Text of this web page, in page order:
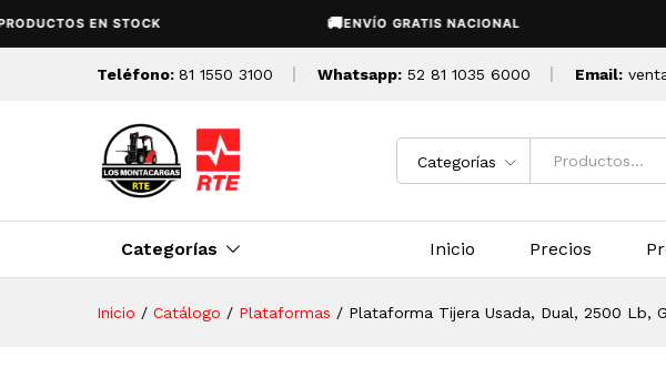
EN STOCK ENVÍO GRATIS NACIONAL
Teléfono: 81 1550 3100 Whatsapp: 52 81 1035 6000 Email:
Categorías
Categorías Inicio Precios
Inicio / Catálogo / Plataformas / Plataforma Tijera Usada, Dual, 2500 Lb,
Detalles Tecnicos